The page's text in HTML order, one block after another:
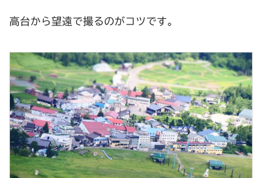
高台から望遠で撮るのがコツです。